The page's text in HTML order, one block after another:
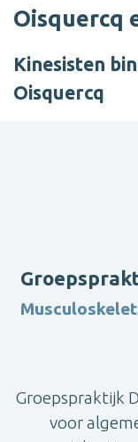
Oisquercq
Kinesisten
Oisquercq
Groepspraktijk
voor